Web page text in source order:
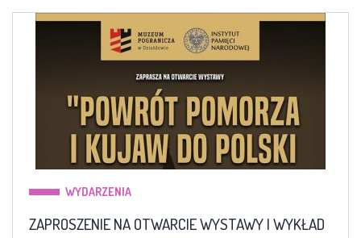
WYDARZENIA
ZAPROSZENIE NA OTWARCIE WYSTAWY I WYKŁAD